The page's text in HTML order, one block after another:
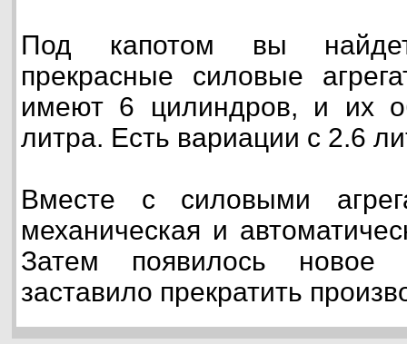
Под капотом вы
прекрасные силовые
имеют 6 цилиндров, и их
литра. Есть вариации с 2.6
Вместе с силовыми
механическая и
Затем появилось новое
заставило прекратить